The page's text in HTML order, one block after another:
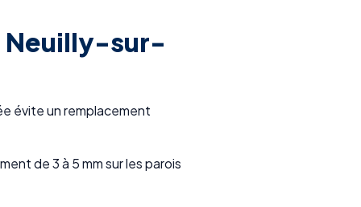
Neuilly-sur-
évite un remplacement
de 3 à 5 mm sur les parois